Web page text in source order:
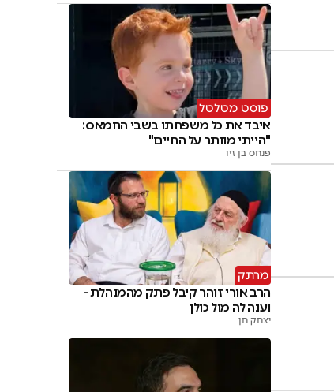
פוסט מטלטל
איבד את כל משפחתו בשבי החמאס:
"הייתי מוותר על החיים"
פנחס בן זיו
מרתק
הרב אורי זוהר קיבל פתק מהמנהלת -
וענה לה מול כולן
יצחק חן